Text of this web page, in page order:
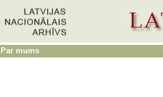
Par mums